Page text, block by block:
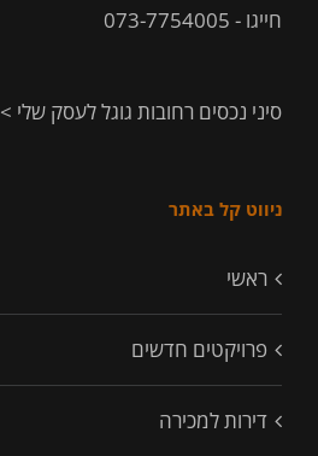
חייגו - 073-7754005
סיני נכסים רחובות גוגל לעסק שלי >
ניווט קל באתר
ראשי
פרויקטים חדשים
דירות למכירה